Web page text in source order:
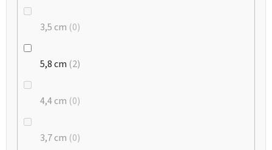
3,5 cm 0
5,8 cm 2
4,4 cm 0
3,7 cm 0